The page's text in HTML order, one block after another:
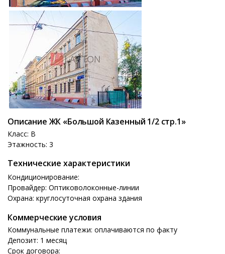
Описание ЖК «Большой Казенный 1/2 стр.1»
Класс: B
Этажность: 3
Технические характеристики
Кондиционирование:
Провайдер: Оптиковолоконные-линии
Охрана: круглосуточная охрана здания
Коммерческие условия
Коммунальные платежи: оплачиваются по факту
Депозит: 1 месяц
Срок договора: